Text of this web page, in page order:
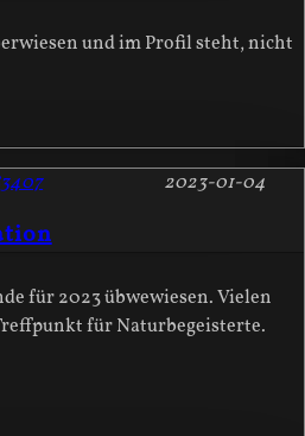
und im Profil steht, nicht
2023-01-04
für 2023 übwewiesen. Vielen
für Naturbegeisterte.